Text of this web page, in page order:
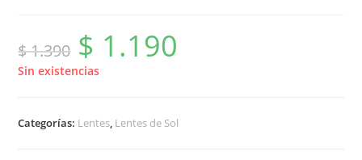
$1.390
El
precio
original
era:
$ 1.190
Sin existencias
Categorías: Lentes Lentes de Sol